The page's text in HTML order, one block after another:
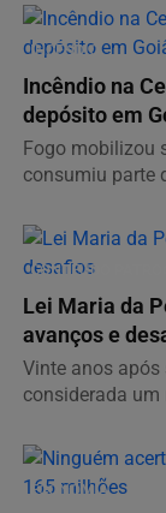
INCÊNDIO
Incêndio na
depósito em
Fogo mobilizou
consumiu parte
CONTEÚDO
Lei Maria da
avanços e
Vinte anos após
considerada
ECONOMIA